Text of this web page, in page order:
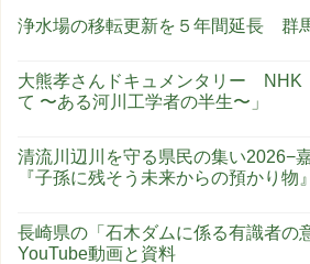
浄水場の移転更新を５年間延長 群
大熊孝さんドキュメンタリー NHK
て 〜ある河川工学者の半生〜」
清流川辺川を守る県民の集い2026−
『子孫に残そう未来からの預かり物
長崎県の「石木ダムに係る有識者の
YouTube動画と資料